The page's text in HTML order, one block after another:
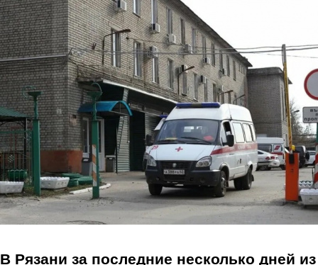
Перейти к основному содержанию
В Рязани за последние несколько дней из